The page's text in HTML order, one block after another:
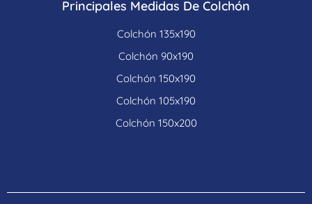
Principales Medidas De Colchón
Colchón 135x190
Colchón 90x190
Colchón 150x190
Colchón 105x190
Colchón 150x200